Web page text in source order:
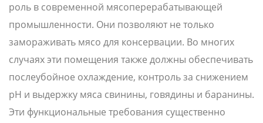
роль в современной мясоперерабатывающей
промышленности. Они позволяют не только
замораживать мясо для консервации. Во многих
случаях эти помещения также должны обеспечивать
послеубойное охлаждение, контроль за снижением
рН и выдержку мяса свинины, говядины и баранины.
Эти функциональные требования существенно